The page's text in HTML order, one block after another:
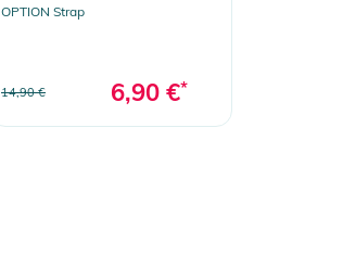
OPTION Strap
14,90 € 6,90 €*